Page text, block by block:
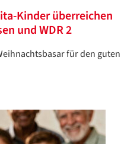
Kinder überreichen
und WDR 2
für den guten